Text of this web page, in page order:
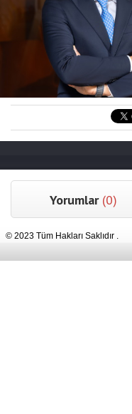
Yorumlar (0)
© 2023 Tüm Hakları Saklıdır .